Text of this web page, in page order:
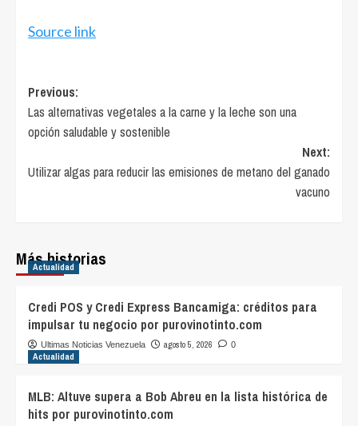
Source link
Post
navigation
Previous:
Las alternativas vegetales a la carne y la leche son una
opción saludable y sostenible
Next:
Utilizar algas para reducir las emisiones de metano del ganado
vacuno
Más historias
Actualidad
Credi POS y Credi Express Bancamiga: créditos para
impulsar tu negocio por purovinotinto.com
Ultimas Noticias Venezuela agosto 5, 2026 0
Actualidad
MLB: Altuve supera a Bob Abreu en la lista histórica de
hits por purovinotinto.com